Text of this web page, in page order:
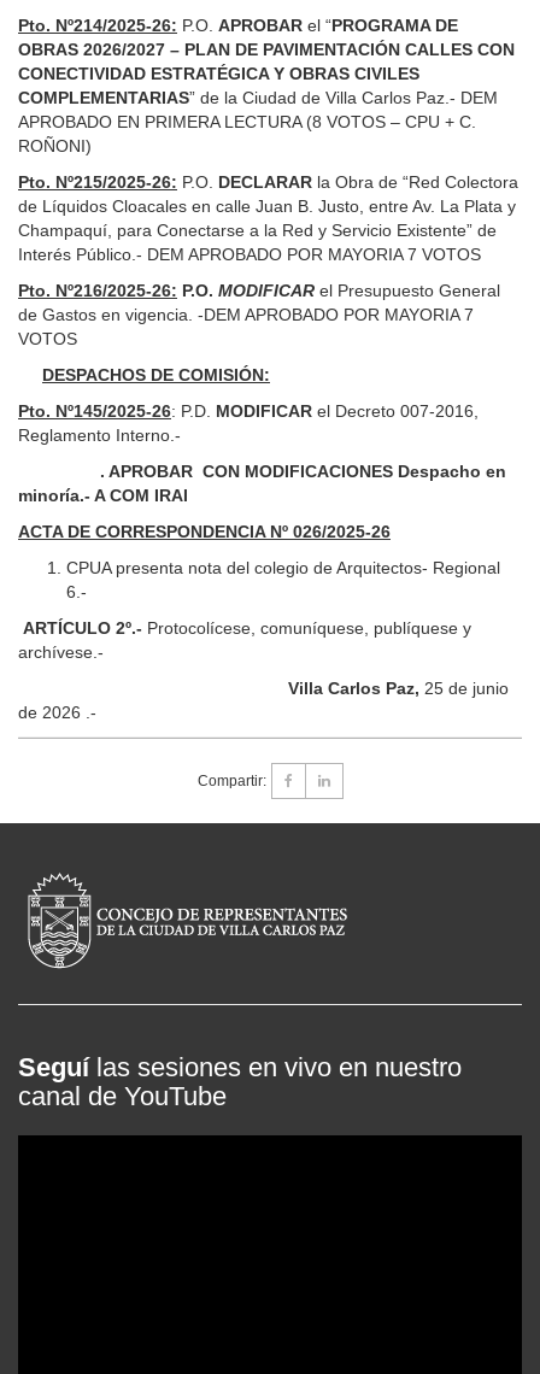
Pto. Nº214/2025-26: P.O. APROBAR el “PROGRAMA DE
OBRAS 2026/2027 – PLAN DE PAVIMENTACIÓN CALLES CON
CONECTIVIDAD ESTRATÉGICA Y OBRAS CIVILES
COMPLEMENTARIAS” de la Ciudad de Villa Carlos Paz.- DEM
APROBADO EN PRIMERA LECTURA (8 VOTOS – CPU + C.
ROÑONI)
Pto. Nº215/2025-26: P.O. DECLARAR la Obra de “Red Colectora
de Líquidos Cloacales en calle Juan B. Justo, entre Av. La Plata y
Champaquí, para Conectarse a la Red y Servicio Existente” de
Interés Público.- DEM APROBADO POR MAYORIA 7 VOTOS
Pto. Nº216/2025-26: P.O. MODIFICAR el Presupuesto General
de Gastos en vigencia. -DEM APROBADO POR MAYORIA 7
VOTOS
DESPACHOS DE COMISIÓN:
Pto. Nº145/2025-26: P.D. MODIFICAR el Decreto 007-2016,
Reglamento Interno.-
. APROBAR CON MODIFICACIONES Despacho en
minoría.- A COM IRAI
ACTA DE CORRESPONDENCIA Nº 026/2025-26
CPUA presenta nota del colegio de Arquitectos- Regional
6.-
ARTÍCULO 2º.- Protocolícese, comuníquese, publíquese y
archívese.-
Villa Carlos Paz, 25 de junio
de 2026 .-
Compartir:
Seguílas sesiones en vivo en nuestro
canal de YouTube